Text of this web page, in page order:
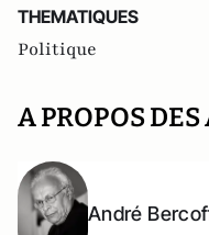
THEMATIQUES
Politique
A PROPOS
André